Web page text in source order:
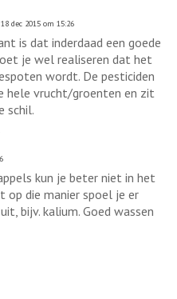
dec 2015 om 15:26
is dat inderdaad een goede
je wel realiseren dat het
wordt. De pesticiden
hele vrucht/groenten en zit
schil.
kun je beter niet in het
die manier spoel je er
bijv. kalium. Goed wassen